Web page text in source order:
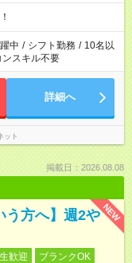
中 / シフト勤務 / 10名以
ンスキル不要
詳細へ
ット
掲載日：2026.08.08
NEW
う方へ】週2や
歓迎
ブランクOK